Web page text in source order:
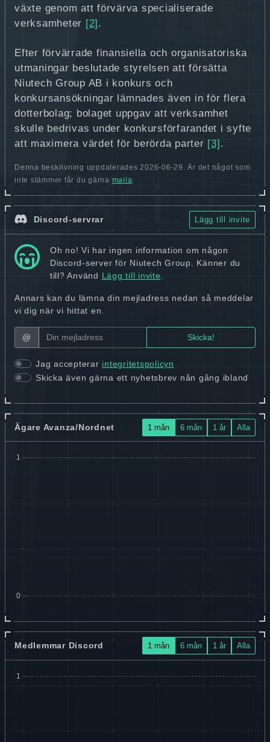
växte genom att förvärva specialiserade
verksamheter [2] .
Efter förvärrade finansiella och organisatoriska
utmaningar beslutade styrelsen att försätta
Niutech Group AB i konkurs och
konkursansökningar lämnades även in för flera
dotterbolag; bolaget uppgav att verksamhet
skulle bedrivas under konkursförfarandet i syfte
att maximera värdet för berörda parter [3] .
Denna beskrivning uppdaterades 2026-06-29. Är det något som
inte stämmer får du gärna maila.
Discord-servrar Lägg till invite
Oh no! Vi har ingen information om någon
Discord-server för Niutech Group. Känner du
till? Använd Lägg till invite
Annars kan du lämna din mejladress nedan så meddelar
vi dig när vi hittat en.
@
Jag accepterar integritetspolicyn
Skicka även gärna ett nyhetsbrev nån gång ibland
Ägare Avanza/Nordnet 1 mån 6 mån 1 år Alla
Medlemmar Discord 1 mån 6 mån 1 år Alla